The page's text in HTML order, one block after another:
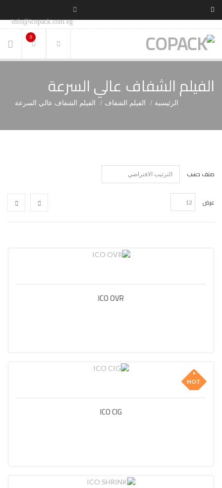
info@icopack.com.eg
0
الفيلم الشفاف عالي السرعة
الرئيسية الفيلم الشفاف الفيلم الشفاف عالي السرعة
صنف حسب
عرض
ICO OVR
HOT
ICO CIG